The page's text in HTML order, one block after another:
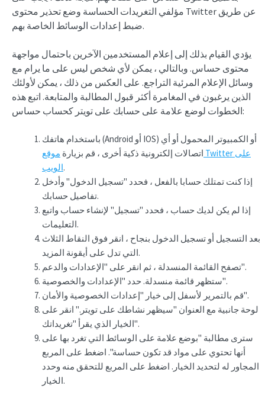
مؤلفي التغريدات الحساسة وضع تحذير محتوى Twitter عن طريق
ضبط إعدادات الوسائط الخاصة بهم.
يؤدي القيام بذلك إلى إعلام المستخدمين الآخرين باحتمال مواجهة
محتوى حساس. وبالتالي ، يمكن لأي شخص ليس على ما يرام مع
وسائل الإعلام المرئية التراجع. على العكس من ذلك ، يمكن لأولئك
الذين يرغبون في المغامرة أكثر قبول المطالبة والمتابعة. اتبع هذه
الخطوات لوضع علامة على حسابك على تويتر كحساب حساس:
باستخدام هاتفك (Android أو IOS) أو الكمبيوتر المحمول أو أي
اتصالات إلكترونية ذكية أخرى ، قم بزيارة موقع Twitter على
الويب.
إذا كنت تمتلك حسابا بالفعل ، فحدد "تسجيل الدخول" وأدخل
تفاصيل حسابك.
إذا لم يكن لديك حساب ، فحدد "تسجيل" لإنشاء حساب واتبع
التعليمات.
بعد التسجيل أو تسجيل الدخول بنجاح ، انقر فوق النقاط الثلاث
التي تدل على أيقونة المزيد.
تصفح القائمة المنسدلة ، ثم انقر على "الإعدادات والدعم".
ستظهر قائمة منسدلة. حدد "الإعدادات والخصوصية".
قم بالتمرير لأسفل إلى خيار "إعدادات الخصوصية والأمان".
لوحة جانبية مع العنوان "سيظهر نشاطك على تويتر." انقر على
الخيار الذي يقرأ "تغريداتك".
سترى مطالبة "بوضع علامة على الوسائط التي تغرد بها على
أنها تحتوي على مواد قد تكون حساسة". اضغط على المربع
المجاور له لتحديد الخيار. اضغط على المربع للتحقق منه وحدد
الخيار.